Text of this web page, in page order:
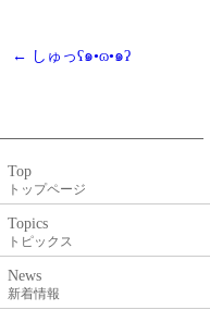
投
ゲ
ー
シ
ョ
ン
← しゅっʕ๑•ɷ•๑ʔ
Top
トップページ
Topics
トピックス
News
新着情報